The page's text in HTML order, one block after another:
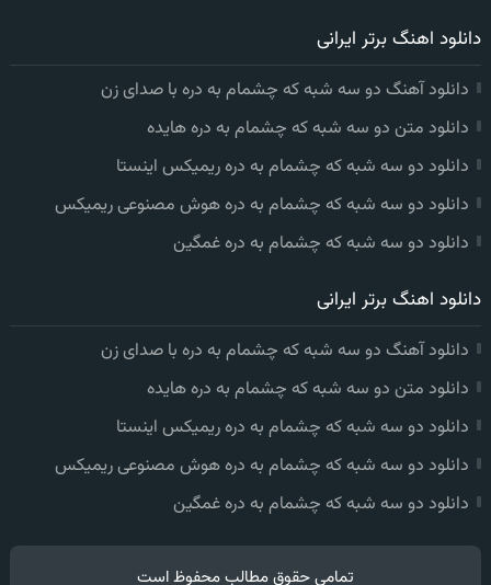
دانلود اهنگ برتر ایرانی
دانلود آهنگ دو سه شبه که چشمام به دره با صدای زن
دانلود متن دو سه شبه که چشمام به دره هایده
دانلود دو سه شبه که چشمام به دره ریمیکس اینستا
دانلود دو سه شبه که چشمام به دره هوش مصنوعی ریمیکس
دانلود دو سه شبه که چشمام به دره غمگین
دانلود اهنگ برتر ایرانی
دانلود آهنگ دو سه شبه که چشمام به دره با صدای زن
دانلود متن دو سه شبه که چشمام به دره هایده
دانلود دو سه شبه که چشمام به دره ریمیکس اینستا
دانلود دو سه شبه که چشمام به دره هوش مصنوعی ریمیکس
دانلود دو سه شبه که چشمام به دره غمگین
تمامی حقوق مطالب محفوظ است